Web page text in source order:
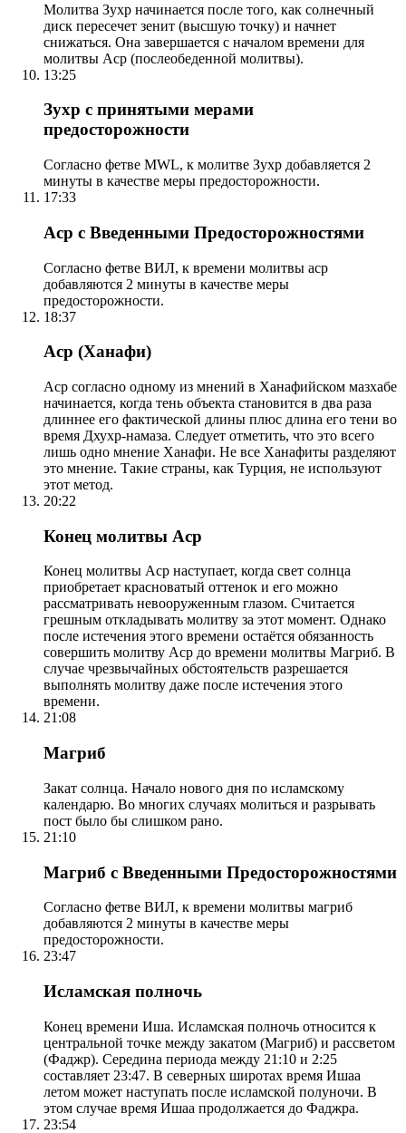
Молитва Зухр начинается после того, как солнечный
диск пересечет зенит (высшую точку) и начнет
снижаться. Она завершается с началом времени для
молитвы Аср (послеобеденной молитвы).
13:25
Зухр с принятыми мерами
предосторожности
Согласно фетве MWL, к молитве Зухр добавляется 2
минуты в качестве меры предосторожности.
17:33
Аср с Введенными Предосторожностями
Согласно фетве ВИЛ, к времени молитвы аср
добавляются 2 минуты в качестве меры
предосторожности.
18:37
Аср (Ханафи)
Аср согласно одному из мнений в Ханафийском мазхабе
начинается, когда тень объекта становится в два раза
длиннее его фактической длины плюс длина его тени во
время Дхухр-намаза. Следует отметить, что это всего
лишь одно мнение Ханафи. Не все Ханафиты разделяют
это мнение. Такие страны, как Турция, не используют
этот метод.
20:22
Конец молитвы Аср
Конец молитвы Аср наступает, когда свет солнца
приобретает красноватый оттенок и его можно
рассматривать невооруженным глазом. Считается
грешным откладывать молитву за этот момент. Однако
после истечения этого времени остаётся обязанность
совершить молитву Аср до времени молитвы Магриб. В
случае чрезвычайных обстоятельств разрешается
выполнять молитву даже после истечения этого
времени.
21:08
Магриб
Закат солнца. Начало нового дня по исламскому
календарю. Во многих случаях молиться и разрывать
пост было бы слишком рано.
21:10
Магриб с Введенными Предосторожностями
Согласно фетве ВИЛ, к времени молитвы магриб
добавляются 2 минуты в качестве меры
предосторожности.
23:47
Исламская полночь
Конец времени Иша. Исламская полночь относится к
центральной точке между закатом (Магриб) и рассветом
(Фаджр). Середина периода между 21:10 и 2:25
составляет 23:47. В северных широтах время Ишаа
летом может наступать после исламской полуночи. В
этом случае время Ишаа продолжается до Фаджра.
23:54